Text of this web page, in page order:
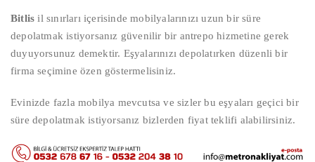
Bitlisil sınırları içerisinde mobilyalarınızı uzun bir süre
depolatmak istiyorsanız güvenilir bir antrepo hizmetine gerek
duyuyorsunuz demektir. Eşyalarınızı depolatırken düzenli bir
firma seçimine özen göstermelisiniz.
Evinizde fazla mobilya mevcutsa ve sizler bu eşyaları geçici bir
süre depolatmak istiyorsanız bizlerden fiyat teklifi alabilirsiniz.